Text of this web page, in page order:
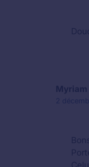
Myriam
2